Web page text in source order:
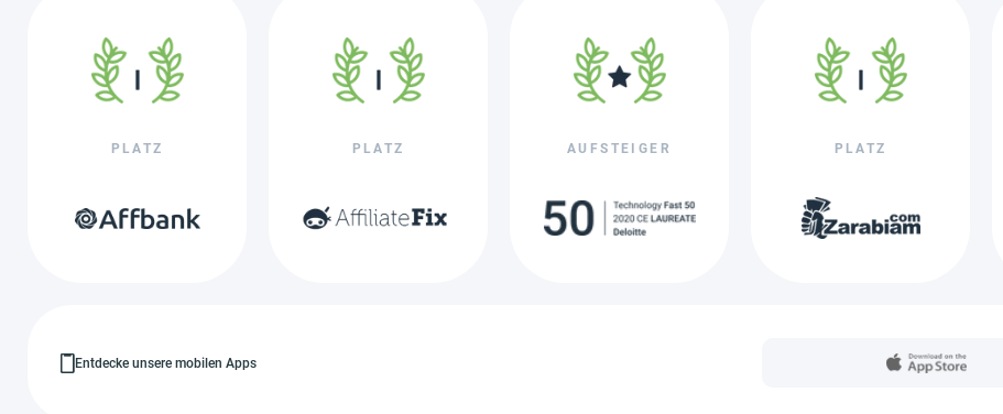
PLATZ PLATZ AUFSTEIGER PLATZ
Entdecke unsere mobilen Apps